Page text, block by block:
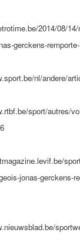
2014/08/
gerckens-
nl/andere/
sport/autres/
jonas-gerckens-